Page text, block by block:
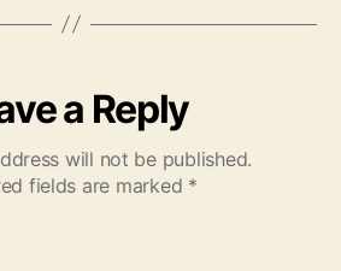
a Reply
will not be published.
fields are marked *